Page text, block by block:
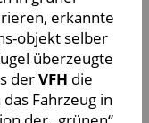
erkannte
objekt selber
überzeugte
derVFH die
Fahrzeug in